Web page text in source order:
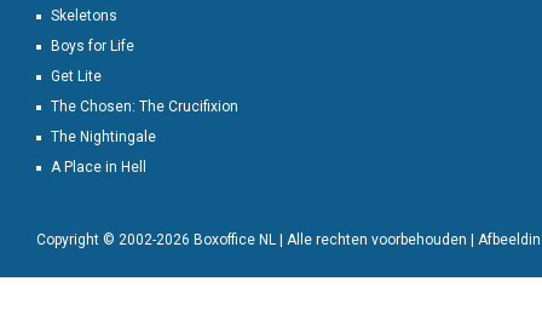
Skeletons
Boys for Life
Get Lite
The Chosen: The Crucifixion
The Nightingale
A Place in Hell
Copyright © 2002-2026 Boxoffice NL | Alle rechten voorbehouden |